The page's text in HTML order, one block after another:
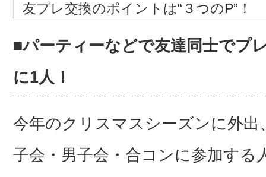
友プレ交換のポイントは“３つのP”！
■パーティーなどで友達同士でプ
に1人！
今年のクリスマスシーズンに外
子会・男子会・合コンに参加する